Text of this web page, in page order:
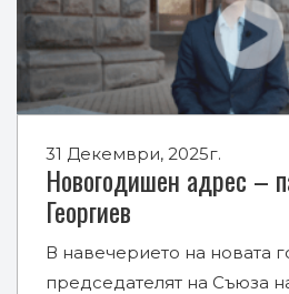
31 Декември, 2025г.
Новогодишен адрес –
Георгиев
В навечерието на новата
председателят на Съюза